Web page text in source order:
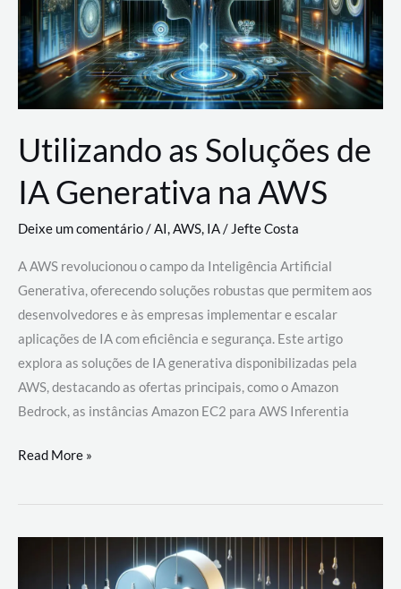
Utilizando as Soluções de
IA Generativa na AWS
Deixe um comentário/AI,AWS, IA/Jefte Costa
A AWS revolucionou o campo da Inteligência Artificial
Generativa, oferecendo soluções robustas que permitem aos
desenvolvedores e às empresas implementar e escalar
aplicações de IA com eficiência e segurança. Este artigo
explora as soluções de IA generativa disponibilizadas pela
AWS, destacando as ofertas principais, como o Amazon
Bedrock, as instâncias Amazon EC2 para AWS Inferentia
Utilizando
Soluções
Read More »